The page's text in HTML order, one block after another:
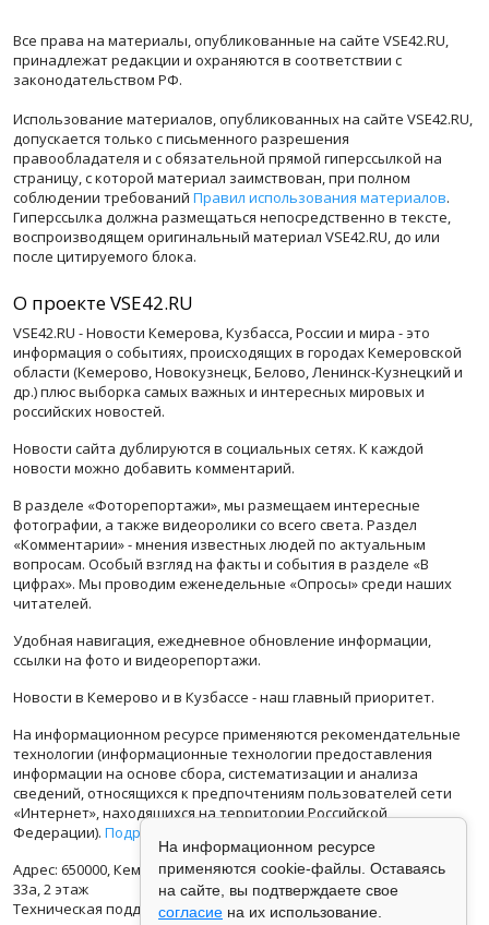
Все права на материалы, опубликованные на сайте VSE42.RU,
принадлежат редакции и охраняются в соответствии с
законодательством РФ.
Использование материалов, опубликованных на сайте VSE42.RU,
допускается только с письменного разрешения
правообладателя и с обязательной прямой гиперссылкой на
страницу, с которой материал заимствован, при полном
соблюдении требований Правил использования материалов.
Гиперссылка должна размещаться непосредственно в тексте,
воспроизводящем оригинальный материал VSE42.RU, до или
после цитируемого блока.
О проекте VSE42.RU
VSE42.RU - Новости Кемерова, Кузбасса, России и мира - это
информация о событиях, происходящих в городах Кемеровской
области (Кемерово, Новокузнецк, Белово, Ленинск-Кузнецкий и
др.) плюс выборка самых важных и интересных мировых и
российских новостей.
Новости сайта дублируются в социальных сетях. К каждой
новости можно добавить комментарий.
В разделе «Фоторепортажи», мы размещаем интересные
фотографии, а также видеоролики со всего света. Раздел
«Комментарии» - мнения известных людей по актуальным
вопросам. Особый взгляд на факты и события в разделе «В
цифрах». Мы проводим еженедельные «Опросы» среди наших
читателей.
Удобная навигация, ежедневное обновление информации,
ссылки на фото и видеорепортажи.
Новости в Кемерово и в Кузбассе - наш главный приоритет.
На информационном ресурсе применяются рекомендательные
технологии (информационные технологии предоставления
информации на основе сбора, систематизации и анализа
сведений, относящихся к предпочтениям пользователей сети
«Интернет», находящихся на территории Российской
Федерации). Подробная информация
Адрес: 650000, Кемеровская Область, г.Кемерово, ул.Кузбасская
33а, 2 этаж
Техническая поддержка: support@vse42.ru
На информационном ресурсе
применяются cookie-файлы. Оставаясь
на сайте, вы подтверждаете свое
согласие на их использование.